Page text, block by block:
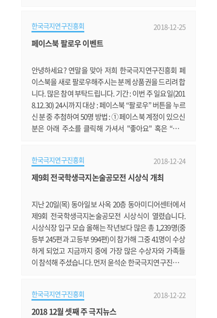
다른 곳과 같으면서도 다른, 남극에서만 맛볼 수 있는 다
양한 메뉴들이 선보인다. 이 중에 조리대원을 맡고 있는
한국극지연구진흥회 2018-12-25
페이스북 팔로우 이벤트
안녕하세요? 연말을 맞아 저희 한국극지연구진흥회 페
이스북을 새로 팔로우해주시는 분께 상품권을 드리려 합
니다. 많은 참여 부탁드립니다. 기간 : 이번 주 일요일(201
8.12.30) 24시까지 대상 : 페이스북 “팔로우” 버튼을 누르
신 분 중 추첨하여 50명 방법 : ① 페이스북 계정이 있으신
분은 아래 주소를 클릭해 가셔서 "좋아요" 혹은 “팔로
과 휴대폰번호를 적습니다. 그러면 그 중 50분을 뽑아 상
품권을 보내드리겠습니다. 선물 : 컬처랜드 모바일 문화
한국극지연구진흥회 2018-12-24
제9회 전국학생극지논술공모전 시상식 개최
지난 20일(목) 동아일보 사옥 20층 동아미디어센터에서
제9회 전국학생극지논술공모전 시상식이 열렸습니다.
시상식장 입구 모습 올해는 작년보다 많은 총 1,239명(중
등부 245편과 고등부 994편)이 참가해 그중 41명이 수상
하게 되었고 지금까지 중에 가장 많은 수상자와 가족들
이 참석해 주셨습니다. 먼저 윤석순 한국극지연구진흥회
미있고 유익한 축사를 해주셨습니다. 신선호 해양수산부
해양정책팀장의 축사 홍종국 극지연구소 부소장의 축사
한국극지연구진흥회 2018-12-22
2018 12월 셋째 주 극지뉴스